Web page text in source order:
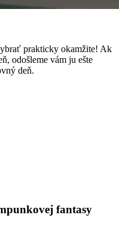
prakticky okamžite! Ak
odošleme vám ju ešte
deň.
fantasy